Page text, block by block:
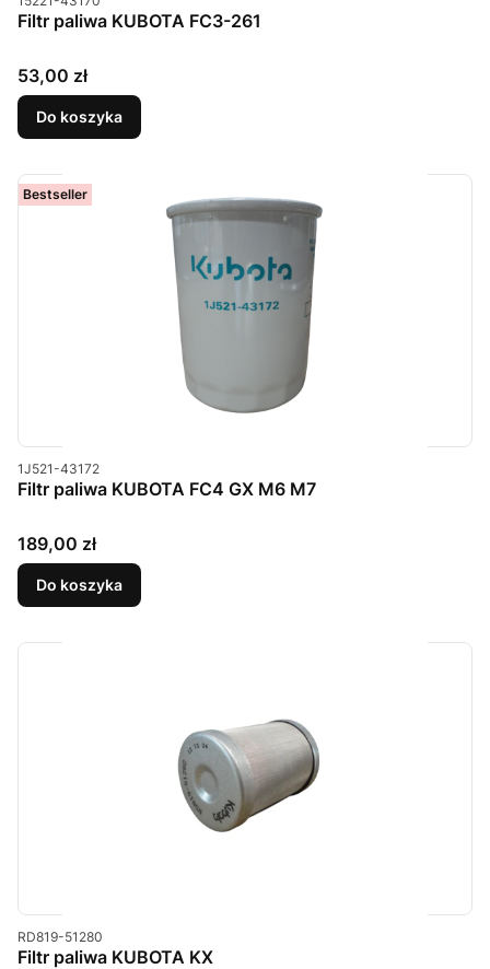
Filtr paliwa KUBOTA FC3-261
Cena
53,00 zł
Do koszyka
Bestseller
Kod produktu
1J521-43172
Filtr paliwa KUBOTA FC4 GX M6 M7
Cena
189,00 zł
Do koszyka
Kod produktu
RD819-51280
Filtr paliwa KUBOTA KX